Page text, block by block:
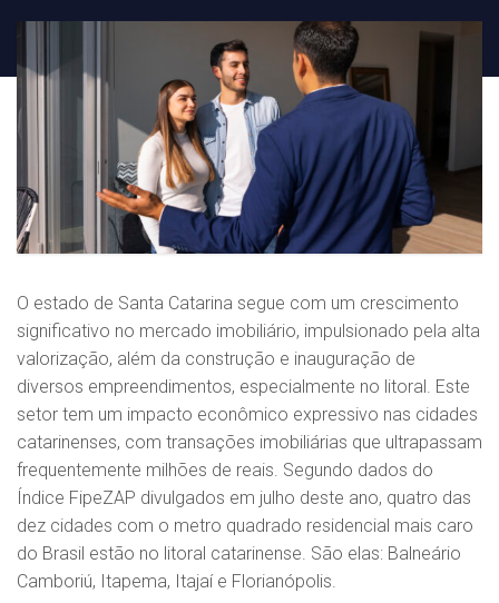
O estado de Santa Catarina segue com um crescimento
significativo no mercado imobiliário, impulsionado pela alta
valorização, além da construção e inauguração de
diversos empreendimentos, especialmente no litoral. Este
setor tem um impacto econômico expressivo nas cidades
catarinenses, com transações imobiliárias que ultrapassam
frequentemente milhões de reais. Segundo dados do
Índice FipeZAP divulgados em julho deste ano, quatro das
dez cidades com o metro quadrado residencial mais caro
do Brasil estão no litoral catarinense. São elas: Balneário
Camboriú, Itapema, Itajaí e Florianópolis.